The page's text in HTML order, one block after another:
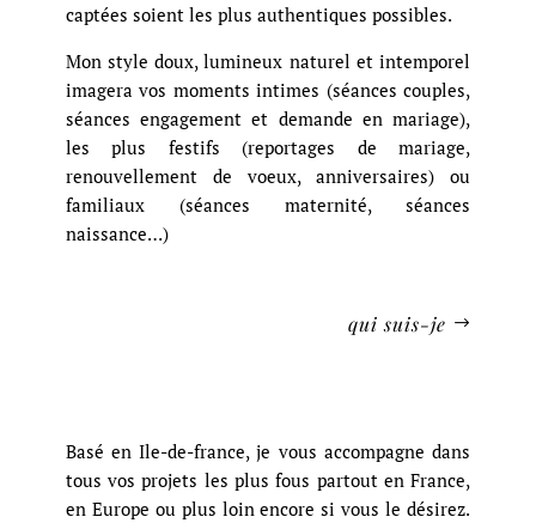
captées soient les plus authentiques possibles.
Mon style doux, lumineux naturel et intemporel
imagera vos moments intimes (séances couples,
séances engagement et demande en mariage),
les plus festifs (reportages de mariage,
renouvellement de voeux, anniversaires) ou
familiaux (séances maternité, séances
naissance…)
qui suis-je
Basé en Ile-de-france, je vous accompagne dans
tous vos projets les plus fous partout en France,
en Europe ou plus loin encore si vous le désirez.